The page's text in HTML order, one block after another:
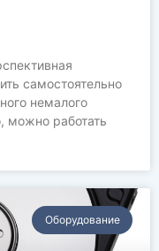
самостоятельно
немалого
можно работать
Оборудование